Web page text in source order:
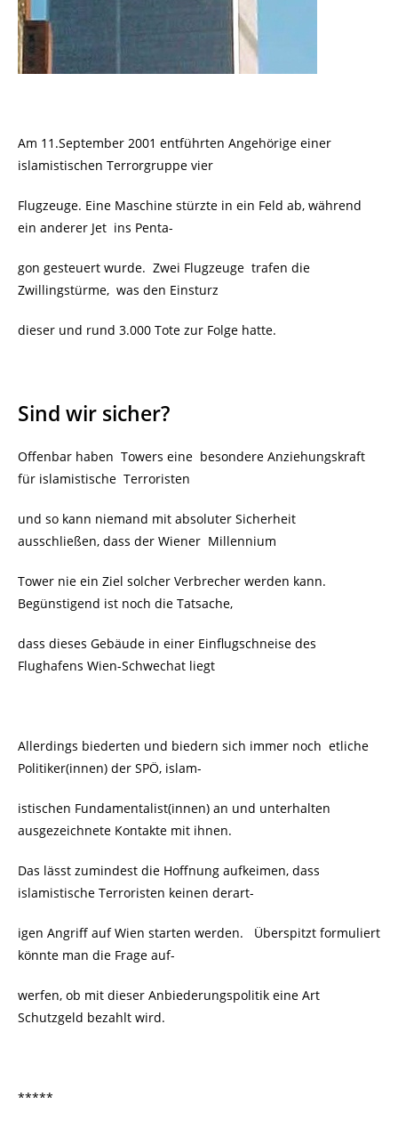
Am 11.September 2001 entführten Angehörige einer
islamistischen Terrorgruppe vier
Flugzeuge. Eine Maschine stürzte in ein Feld ab, während
ein anderer Jet ins Penta-
gon gesteuert wurde. Zwei Flugzeuge trafen die
Zwillingstürme, was den Einsturz
dieser und rund 3.000 Tote zur Folge hatte.
Sind wir sicher?
Offenbar haben Towers eine besondere Anziehungskraft
für islamistische Terroristen
und so kann niemand mit absoluter Sicherheit
ausschließen, dass der Wiener Millennium
Tower nie ein Ziel solcher Verbrecher werden kann.
Begünstigend ist noch die Tatsache,
dass dieses Gebäude in einer Einflugschneise des
Flughafens Wien-Schwechat liegt
Allerdings biederten und biedern sich immer noch etliche
Politiker(innen) der SPÖ, islam-
istischen Fundamentalist(innen) an und unterhalten
ausgezeichnete Kontakte mit ihnen.
Das lässt zumindest die Hoffnung aufkeimen, dass
islamistische Terroristen keinen derart-
igen Angriff auf Wien starten werden. Überspitzt formuliert
könnte man die Frage auf-
werfen, ob mit dieser Anbiederungspolitik eine Art
Schutzgeld bezahlt wird.
*****